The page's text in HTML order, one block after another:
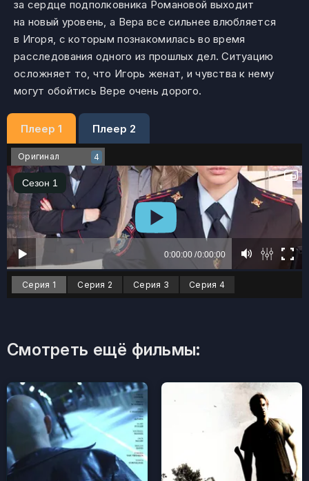
за сердце подполковника Романовой выходит
на новый уровень, а Вера все сильнее влюбляется
в Игоря, с которым познакомилась во время
расследования одного из прошлых дел. Ситуацию
осложняет то, что Игорь женат, и чувства к нему
могут обойтись Вере очень дорого.
Плеер 1 Плеер 2
Оригинал 4
Серия 1 Серия 2 Серия 3 Серия 4
Смотреть ещё фильмы: